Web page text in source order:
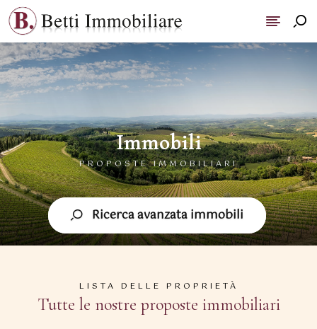
Immobili
PROPOSTE IMMOBILIARI
Ricerca avanzata immobili
LISTA DELLE PROPRIETÀ
Tutte le nostre proposte immobiliari